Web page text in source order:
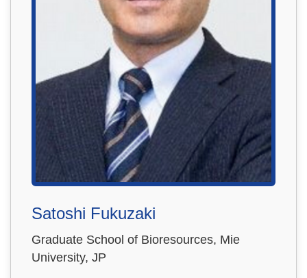
Satoshi Fukuzaki
Graduate School of Bioresources, Mie
University, JP